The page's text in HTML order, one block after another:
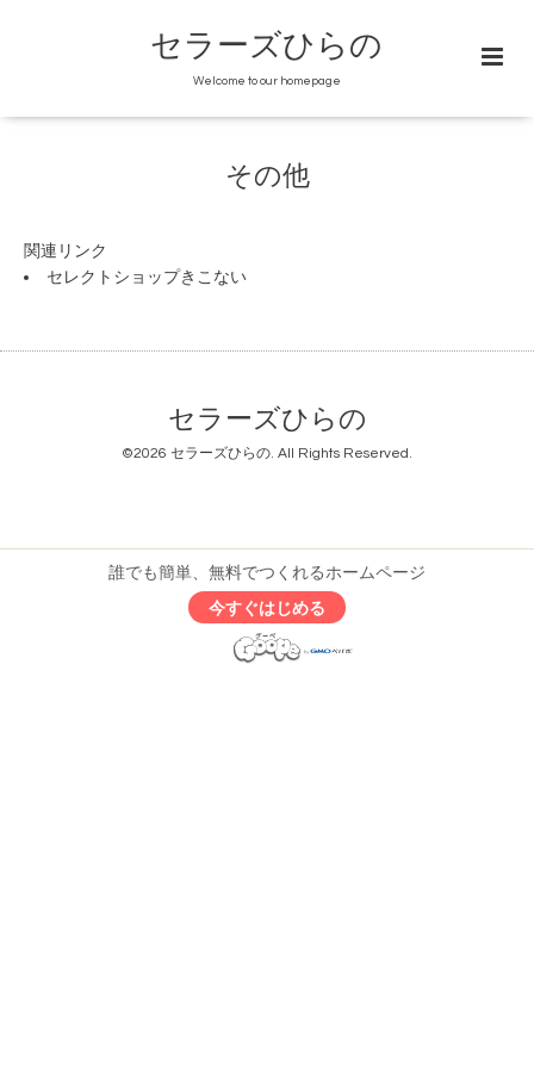
セラーズひらの
Welcome to our homepage
その他
関連リンク
セレクトショップきこない
セラーズひらの
©2026 セラーズひらの. All Rights Reserved.
誰でも簡単、無料でつくれるホームページ
今すぐはじめる